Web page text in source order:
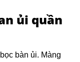
ủi quần
bàn ủi. Màng